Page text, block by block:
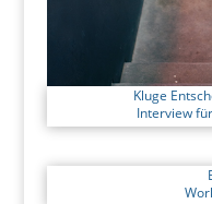
Kluge
Interview